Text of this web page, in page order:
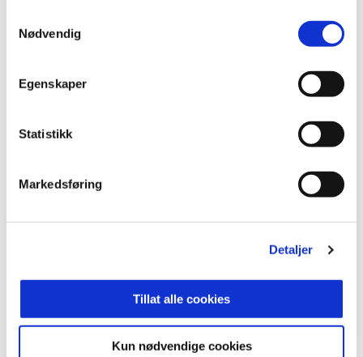
Nødvendig
Egenskaper
Statistikk
Markedsføring
Detaljer
Tillat alle cookies
Kun nødvendige cookies
Vunnet med Stabæk:
Skadet våren 2013. Kom ikke tilbake. La opp
Foto: SFK Media 2020©